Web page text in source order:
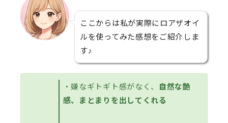
ここからは私が実際にロアザオイ
ルを使ってみた感想をご紹介しま
す♪
・嫌なギトギト感がなく、
自然な艶
感、まとまりを出してくれる